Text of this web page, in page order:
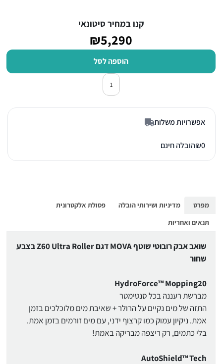
קנו במחיר סיטונאי
₪5,290
הוספה לסל
כמות של שואב אבק רובוטי שוטף ⁦MOVA Z60 Ultra Roller⁩
אפשרויות משלוח
₪0 הובלה חינם
מפרט מדיניות ושירותי הובלה
פסולת אלקטרונית
תנאים ואחריות
שואב אבק רובוטי שוטף MOVA דגם Z60 Ultra Roller בצבע
שחור
HydroForce™ Mopping20
מברשת רעננה בכל סנטימטר
התזה של מים נקיים על הרולר + שאיבת מים מלוכלכים בזמן
אמת. ניקיון עמוק כמו קרצוף ידני, עם מים זורמים בזמן אמת.
בלי כתמים, רק ריצפה מבריקה באמת!
AutoShield™ Tech